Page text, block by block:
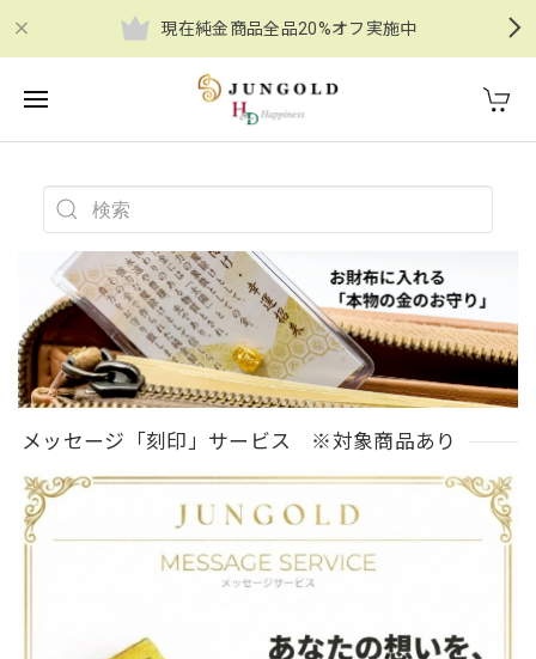
現在純金商品全品20%オフ実施中
メッセージ「刻印」サービス ※対象商品あり